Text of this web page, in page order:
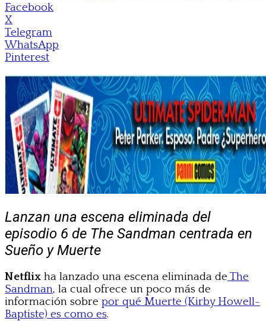
Facebook
X
Telegram
WhatsApp
Pinterest
Lanzan una escena eliminada del
episodio 6 de The Sandman centrada en
Sueño y Muerte
Netflix ha lanzado una escena eliminada de The
Sandman, la cual ofrece un poco más de
información sobre por qué Muerte (Kirby Howell-
Baptiste) es como es.